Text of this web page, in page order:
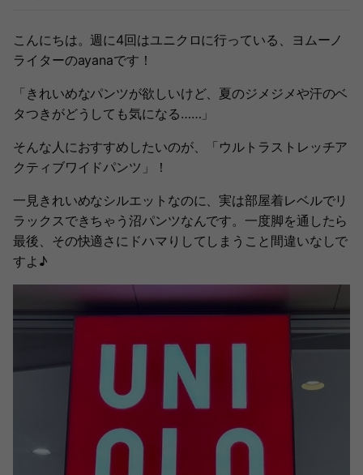
こんにちは。週に4回はユニクロに行っている、ヨムーノ
ライターのayanaです！
「きれいめなパンツが欲しいけど、夏のジメジメや汗のベ
タつきがどうしても気になる……」
そんな人におすすめしたいのが、「ウルトラストレッチア
クティブワイドパンツ」！
一見きれいめなシルエットなのに、実は部屋着レベルでリ
ラックスできちゃう沼パンツなんです。一度脚を通したら
最後、その快適さにドハマりしてしまうこと間違いなしで
すよ♪